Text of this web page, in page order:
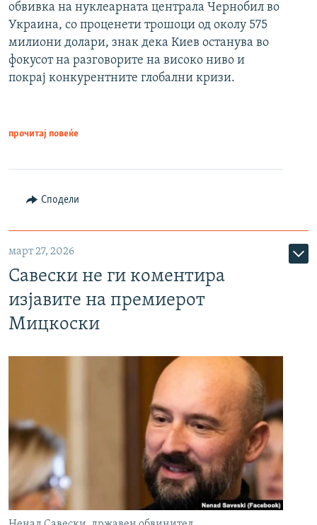
обвивка на нуклеарната централа Чернобил во
Украина, со проценети трошоци од околу 575
милиони долари, знак дека Киев останува во
фокусот на разговорите на високо ниво и
покрај конкурентните глобални кризи.
прочитај повеќе
Сподели
март 27, 2026
Савески не ги коментира
изјавите на премиерот
Мицкоски